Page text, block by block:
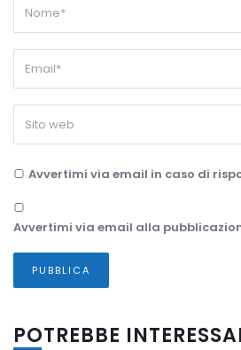
Avvertimi via email in caso di
Avvertimi via email alla
POTREBBE